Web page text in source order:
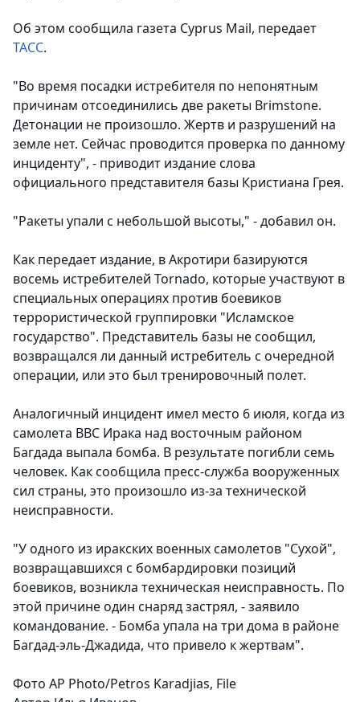
Об этом сообщила газета Cyprus Mail, передает
ТАСС.
"Во время посадки истребителя по непонятным
причинам отсоединились две ракеты Brimstone.
Детонации не произошло. Жертв и разрушений на
земле нет. Сейчас проводится проверка по данному
инциденту", - приводит издание слова
официального представителя базы Кристиана Грея.
"Ракеты упали с небольшой высоты," - добавил он.
Как передает издание, в Акротири базируются
восемь истребителей Tornado, которые участвуют в
специальных операциях против боевиков
террористической группировки "Исламское
государство". Представитель базы не сообщил,
возвращался ли данный истребитель с очередной
операции, или это был тренировочный полет.
Аналогичный инцидент имел место 6 июля, когда из
самолета ВВС Ирака над восточным районом
Багдада выпала бомба. В результате погибли семь
человек. Как сообщила пресс-служба вооруженных
сил страны, это произошло из-за технической
неисправности.
"У одного из иракских военных самолетов "Сухой",
возвращавшихся с бомбардировки позиций
боевиков, возникла техническая неисправность. По
этой причине один снаряд застрял, - заявило
командование. - Бомба упала на три дома в районе
Багдад-эль-Джадида, что привело к жертвам".
Фото AP Photo/Petros Karadjias, File